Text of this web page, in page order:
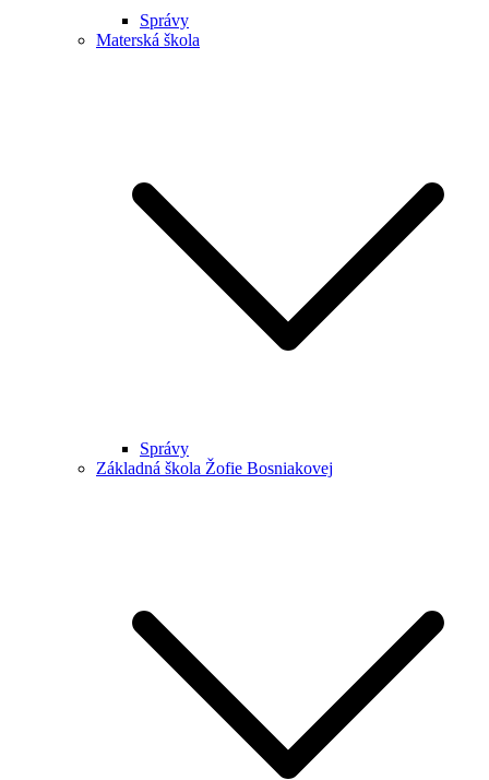
Správy
Materská škola
Správy
Základná škola Žofie Bosniakovej